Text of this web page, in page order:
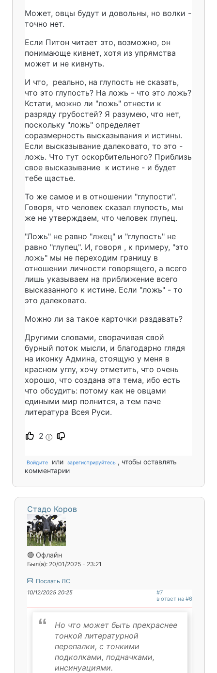
Может, овцы будут и довольны, но волки -
точно нет.
Если Питон читает это, возможно, он
понимающе кивнет, хотя из упрямства
может и не кивнуть.
И что, реально, на глупость не сказать,
что это глупость? На ложь - что это ложь?
Кстати, можно ли "ложь" отнести к
разряду грубостей? Я разумею, что нет,
поскольку "ложь" определяет
соразмерность высказывания и истины.
Если высказывание далековато, то это -
ложь. Что тут оскорбительного? Приблизь
свое высказывание к истине - и будет
тебе щастье.
То же самое и в отношении "глупости".
Говоря, что человек сказал глупость, мы
же не утверждаем, что человек глупец.
"Ложь" не равно "лжец" и "глупость" не
равно "глупец". И, говоря , к примеру, "это
ложь" мы не переходим границу в
отношении личности говорящего, а всего
лишь указываем на приближение всего
высказанного к истине. Если "ложь" - то
это далековато.
Можно ли за такое карточки раздавать?
Другими словами, сворачивая свой
бурный поток мысли, и благодарно глядя
на иконку Админа, стоящую у меня в
красном углу, хочу отметить, что очень
хорошо, что создана эта тема, ибо есть
что обсудить: потому как не овцами
едиными мир полнится, а тем паче
литература Всея Руси.
2 i
Войдите или зарегистрируйтесь , чтобы оставлять
комментарии
Стадо Коров
🔴 Офлайн
Был(а): 20/01/2025 - 23:21
Послать ЛС
10/12/2025 20:25
#7
в ответ на #6
Но что может быть прекраснее
тонкой литературной
перепалки, с тонкими
подколками, подначками,
инсинуациями.